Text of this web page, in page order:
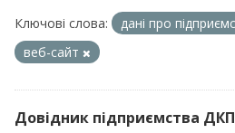
Ключові слова: дані про
веб-сайт
Довідник підприємства